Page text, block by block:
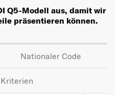
Q5-Modell aus, damit wir
präsentieren können.
Nationaler Code